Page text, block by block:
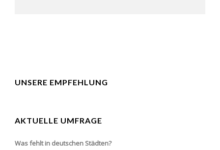
UNSERE EMPFEHLUNG
AKTUELLE UMFRAGE
Was fehlt in deutschen Städten?